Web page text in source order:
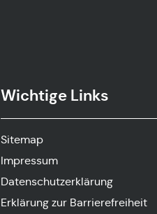
Wichtige Links
Sitemap
Impressum
Datenschutzerklärung
Erklärung zur Barrierefreiheit